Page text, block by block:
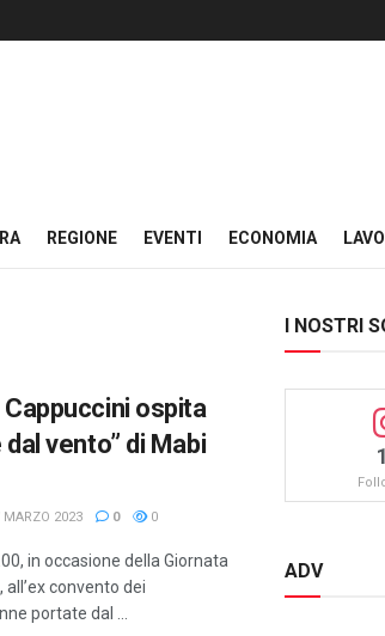
REGIONE EVENTI ECONOMIA
Cappuccini ospita
vento” di Mabi
MARZO 2023 0 0
in occasione della Giornata
convento dei
portate dal ...
I NOSTRI
ADV